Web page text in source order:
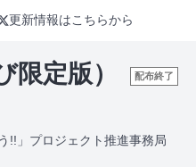
更新情報はこちらから
定版） 配布終了
!!」プロジェクト推進事務局